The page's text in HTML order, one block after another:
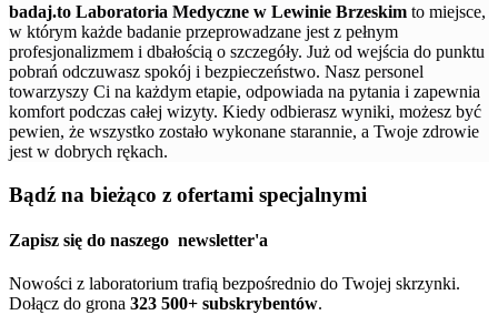
badaj.to Laboratoria Medyczne w Lewinie Brzeskim to miejsce,
w którym każde badanie przeprowadzane jest z pełnym
profesjonalizmem i dbałością o szczegóły. Już od wejścia do punktu
pobrań odczuwasz spokój i bezpieczeństwo. Nasz personel
towarzyszy Ci na każdym etapie, odpowiada na pytania i zapewnia
komfort podczas całej wizyty. Kiedy odbierasz wyniki, możesz być
pewien, że wszystko zostało wykonane starannie, a Twoje zdrowie
jest w dobrych rękach.
Bądź na bieżąco z ofertami specjalnymi
Zapisz się do naszego newsletter'a
Nowości z laboratorium trafią bezpośrednio do Twojej skrzynki.
Dołącz do grona 323 500+ subskrybentów.